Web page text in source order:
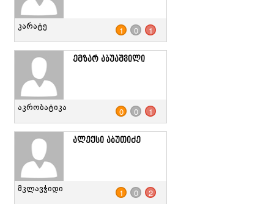
კარატე 1 0 1
ემზარ აბუაშვილი
აკრობატიკა 0 0 1
ალექსი აბუთიძე
მკლავჭიდი 1 0 2